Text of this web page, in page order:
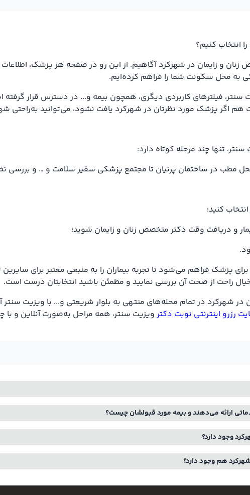
انتخاب کنیم؟
و زایمان در شهرکرد آگاهیم. از این رو در صفحه هر پزشک،
به محل سکونت شما را فراهم کرده‌ایم.
سنتر، فیلترهای کاربردی دیگری، همچون بیمه و... در دسترس قرار
هم اگر پزشک مورد نظرتان در شهرکرد یافت نشود، می‌توانید به‌راحتی
تنها چند مرحله کوتاه دارد:
در ساختمان پرنیان تا مجتمع پزشکی سفیر سلامت و … و بررسی
کنید؛
و دریافت وقت دکتر متخصص زنان و زایمان شوید؛
پزشک فراهم می‌شود تا تجربه بیماران را به منبعی معتبر برای
خیال راحت از صحت آن بررسی نمایید و مطمئن باشید انتخابتان درست است.
شهرکرد در تمام محله‌های منتهی به بلوار شریعتی و... با ویزیت
رزرو اینترنتی نوبت دکترویزیت سنتر، همه مراحل به‌صورت آنلاین و
ارائه می‌دهند و بیمه مورد قبولشان چیست؟
وجود دارد؟
هم وجود دارد؟